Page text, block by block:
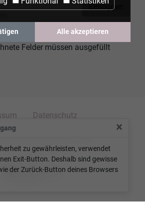
Alle akzeptieren
Einloggen
Felder müssen ausgefüllt
Datenschutz
zone35 GmbH & Co. KG
×
zu gewährleisten, verwendet
Exit-Button. Deshalb sind gewisse
der Zurück-Button deines Browsers